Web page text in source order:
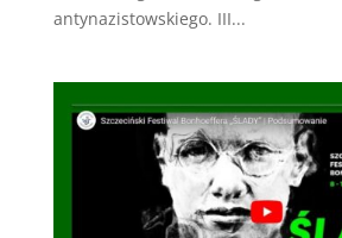
antynazistowskiego. III...